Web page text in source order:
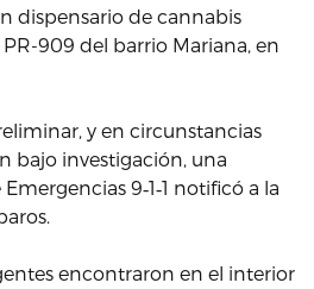
dispensario de cannabis
PR-909 del barrio Mariana, en
y en circunstancias
bajo investigación, una
9‑1‑1 notificó a la
encontraron en el interior